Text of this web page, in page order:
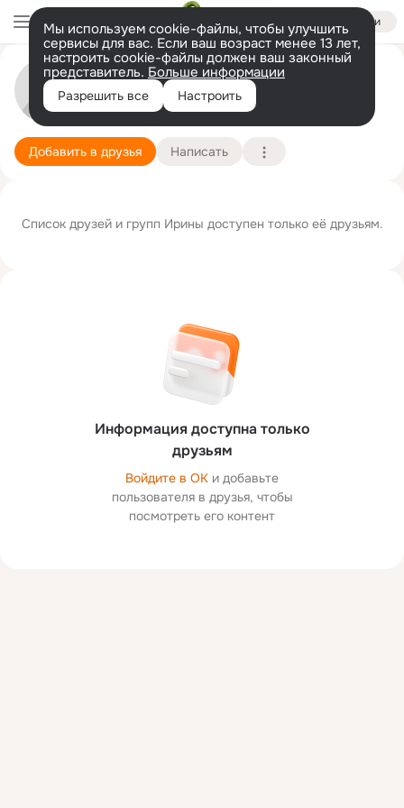
Войти
Мы используем cookie-файлы, чтобы улучшить
сервисы для вас. Если ваш возраст менее 13 лет,
настроить cookie-файлы должен ваш законный
представитель. Больше информации
Разрешить все Настроить
Ирина Столяренко (Дудникова)
Салехард 1 февраля
Добавить в друзья Написать
Информация доступна только
друзьям
Войдите в ОК и добавьте
пользователя в друзья, чтобы
посмотреть его контент
Список друзей и групп Ирины доступен только её друзьям.